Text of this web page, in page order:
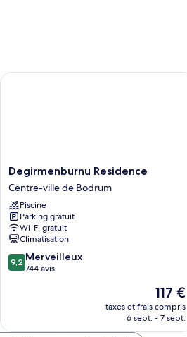
Degirmenburnu
Residence
Centre-
ville
de
Bodrum
Degirmenburnu Residence
Centre-ville de Bodrum
Piscine
Parking gratuit
Wi-Fi gratuit
Climatisation
9.2
sur
9,2 Merveilleux
744 avis
Le
nouveau
prix
117 €
taxes et frais compris
6 sept. - 7 sept.
Degirmenburnu Residence